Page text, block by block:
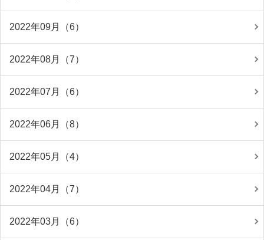
2022年09月（6）
2022年08月（7）
2022年07月（6）
2022年06月（8）
2022年05月（4）
2022年04月（7）
2022年03月（6）